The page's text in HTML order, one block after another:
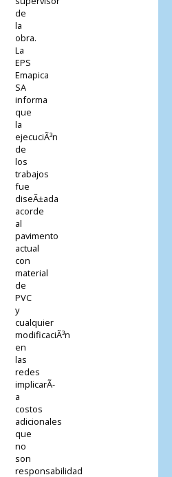
de
la
obra.
La
EPS
Emapica
SA
informa
que
la
ejecuciÃ³n
de
los
trabajos
fue
diseÃ±ada
acorde
al
pavimento
actual
con
material
de
PVC
y
cualquier
modificaciÃ³n
en
las
redes
implicarÃ­
a
costos
adicionales
que
no
son
responsabilidad